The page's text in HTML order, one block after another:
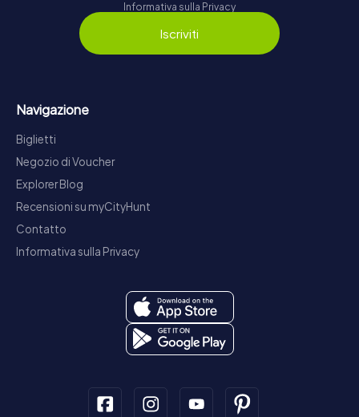
Informativa sulla Privacy
Iscriviti
Navigazione
Biglietti
Negozio di Voucher
Explorer Blog
Recensioni su myCityHunt
Contatto
Informativa sulla Privacy